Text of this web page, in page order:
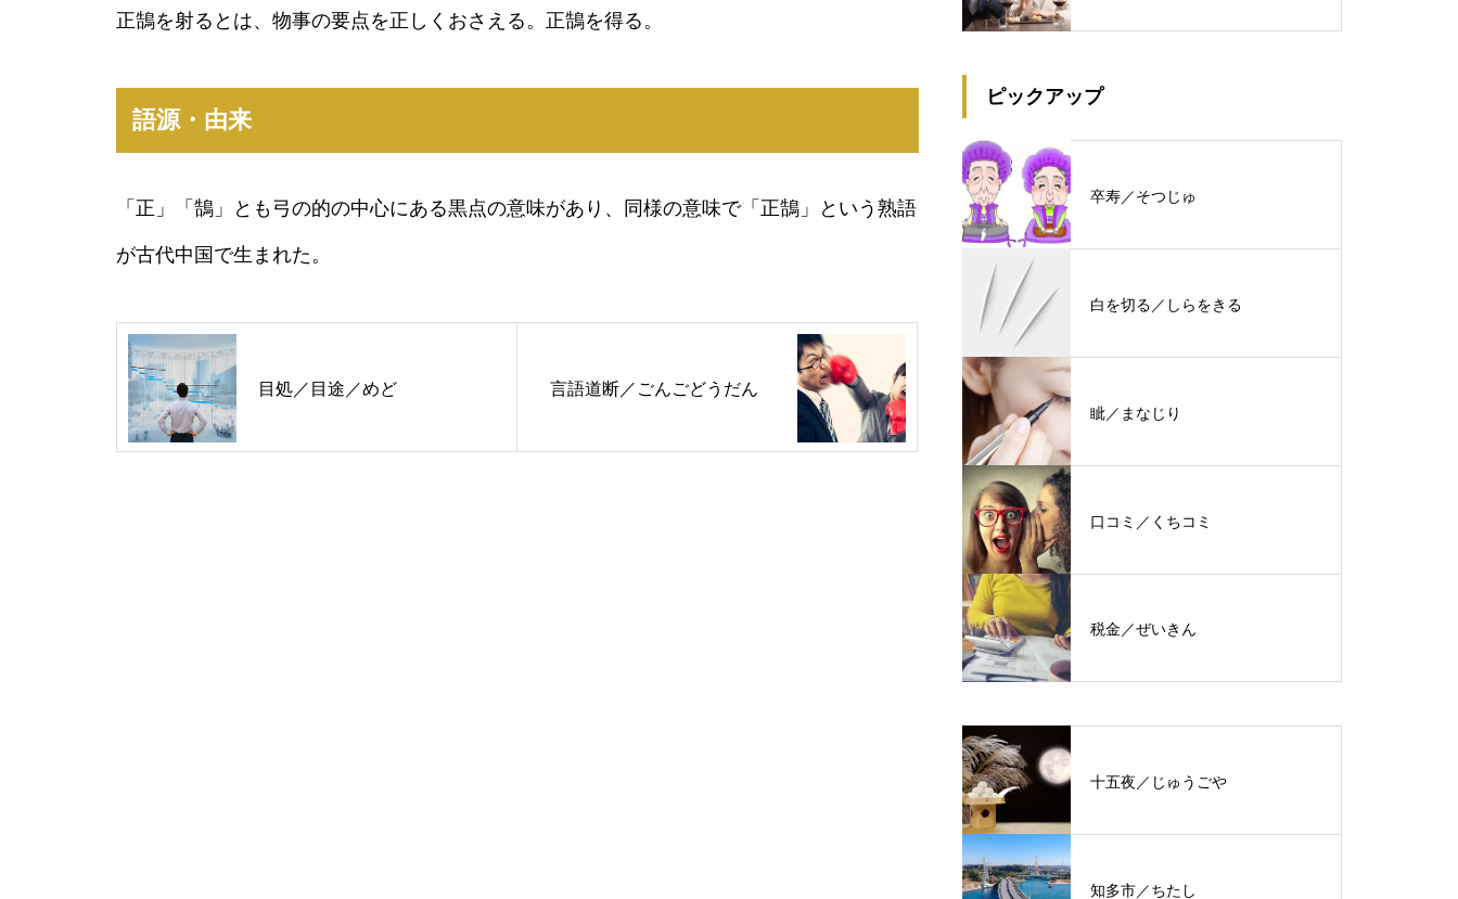
正鵠を射るとは、物事の要点を正しくおさえる。正鵠を得る。
語源・由来
「正」「鵠」とも弓の的の中心にある黒点の意味があり、同様の意味で「正鵠」という熟語
が古代中国で生まれた。
目処／目途／めど 言語道断／ごんごどうだん
ピックアップ
卒寿／そつじゅ
白を切る／しらをきる
眦／まなじり
口コミ／くちコミ
税金／ぜいきん
十五夜／じゅうごや
知多市／ちたし